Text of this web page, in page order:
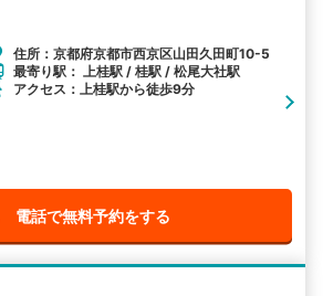
住所：京都府京都市西京区山田久田町10-5
最寄り駅： 上桂駅 / 桂駅 / 松尾大社駅
アクセス：上桂駅から徒歩9分
電話で無料予約をする